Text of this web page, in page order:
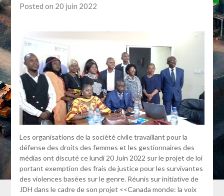
Posted on 20 juin 2022
Les organisations de la société civile travaillant pour la
défense des droits des femmes et les gestionnaires des
médias ont discuté ce lundi 20 Juin 2022 sur le projet de loi
portant exemption des frais de justice pour les survivantes
des violences basées sur le genre. Réunis sur initiative de
JDH dans le cadre de son projet <<Canada monde: la voix